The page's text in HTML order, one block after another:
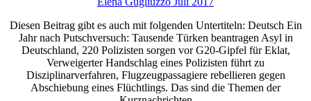
Diesen Beitrag gibt es auch mit folgenden Untertiteln: Deutsch Ein
Jahr nach Putschversuch: Tausende Türken beantragen Asyl in
Deutschland, 220 Polizisten sorgen vor G20-Gipfel für Eklat,
Verweigerter Handschlag eines Polizisten führt zu
Disziplinarverfahren, Flugzeugpassagiere rebellieren gegen
Abschiebung eines Flüchtlings. Das sind die Themen der